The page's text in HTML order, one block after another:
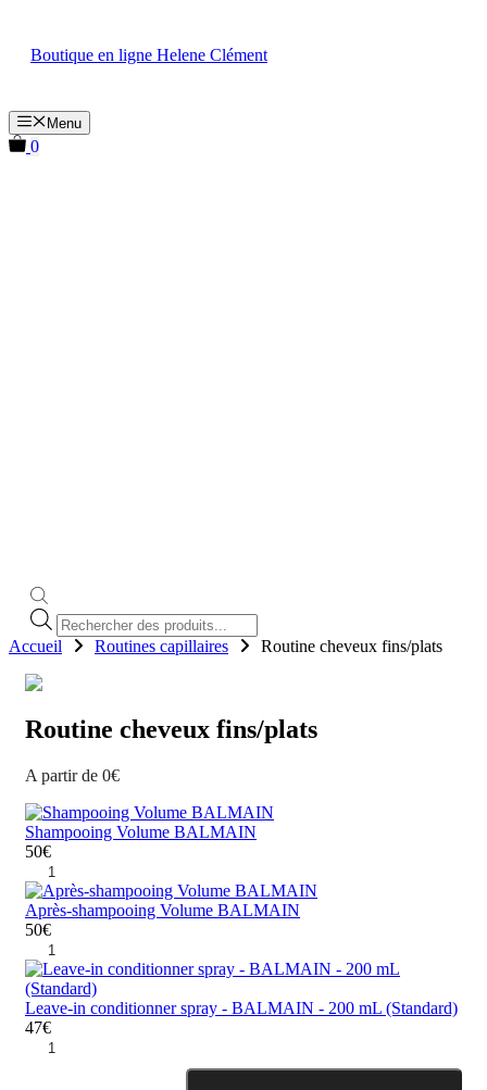
contenu
Boutique en ligne Helene Clément
Menu
0
Recherche
de
produits
Accueil Routines capillaires Routine cheveux fins/plats
Routine cheveux fins/plats
A partir de 0€
Shampooing Volume BALMAIN
50€
quantité
de
Shampooing
Volume
BALMAIN
Après-shampooing Volume BALMAIN
50€
quantité
de
Après-
shampooing
Volume
BALMAIN
Leave-in conditionner spray - BALMAIN - 200 mL (Standard)
47€
quantité